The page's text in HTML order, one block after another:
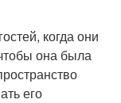
когда они
она была
его